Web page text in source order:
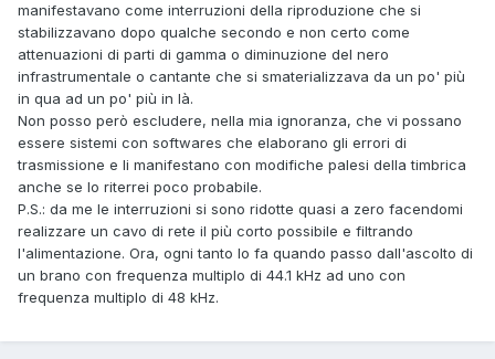
manifestavano come interruzioni della riproduzione che si
stabilizzavano dopo qualche secondo e non certo come
attenuazioni di parti di gamma o diminuzione del nero
infrastrumentale o cantante che si smaterializzava da un po' più
in qua ad un po' più in là.
Non posso però escludere, nella mia ignoranza, che vi possano
essere sistemi con softwares che elaborano gli errori di
trasmissione e li manifestano con modifiche palesi della timbrica
anche se lo riterrei poco probabile.
P.S.: da me le interruzioni si sono ridotte quasi a zero facendomi
realizzare un cavo di rete il più corto possibile e filtrando
l'alimentazione. Ora, ogni tanto lo fa quando passo dall'ascolto di
un brano con frequenza multiplo di 44.1 kHz ad uno con
frequenza multiplo di 48 kHz.